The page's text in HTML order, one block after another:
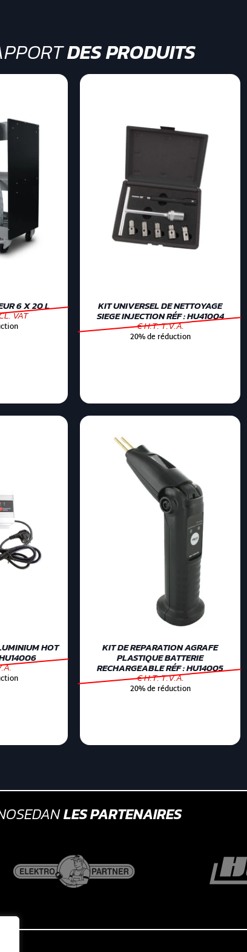
DES PRODUITS
6 X 20 L
VAT
KIT UNIVERSEL DE NETTOYAGE
SIEGE INJECTION RÉF : HU41004
€ H.T. T.V.A.
20% de réduction
HOT KIT DE REPARATION AGRAFE
PLASTIQUE BATTERIE
RECHARGEABLE RÉF : HU14005
€ H.T. T.V.A.
20% de réduction
LES PARTENAIRES